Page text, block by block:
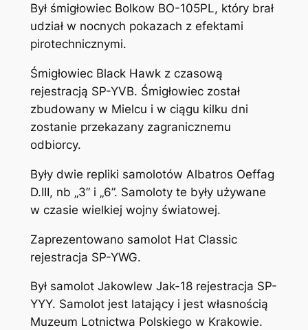
Był śmigłowiec Bolkow BO-105PL, który brał
udział w nocnych pokazach z efektami
pirotechnicznymi.
Śmigłowiec Black Hawk z czasową
rejestracją SP-YVB. Śmigłowiec został
zbudowany w Mielcu i w ciągu kilku dni
zostanie przekazany zagranicznemu
odbiorcy.
Były dwie repliki samolotów Albatros Oeffag
D.III, nb „3” i „6”. Samoloty te były używane
w czasie wielkiej wojny światowej.
Zaprezentowano samolot Hat Classic
rejestracja SP-YWG.
Był samolot Jakowlew Jak-18 rejestracja SP-
YYY. Samolot jest latający i jest własnością
Muzeum Lotnictwa Polskiego w Krakowie.